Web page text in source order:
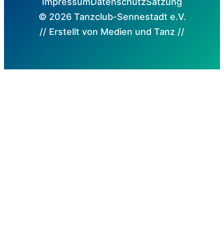
© 2026 Tanzclub-Sennestadt e.V.
// Erstellt von Medien und Tanz //